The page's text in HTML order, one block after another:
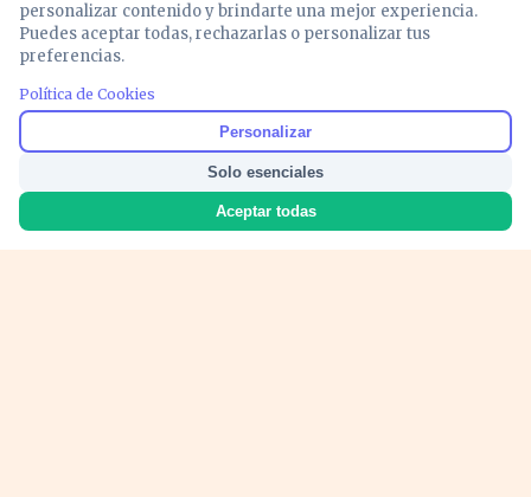
personalizar contenido y brindarte una mejor experiencia.
Puedes aceptar todas, rechazarlas o personalizar tus
preferencias.
Política de Cookies
Personalizar
Solo esenciales
Aceptar todas